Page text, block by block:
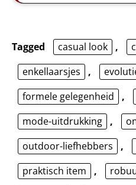
Tagged casual look ,
enkellaarsjes
,
formele gelegenheid
,
mode-uitdrukking
,
outdoor-liefhebbers
,
praktisch item
,